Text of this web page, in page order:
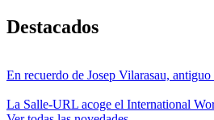
Destacados
En recuerdo de Josep Vilarasau,
La Salle-URL acoge el International